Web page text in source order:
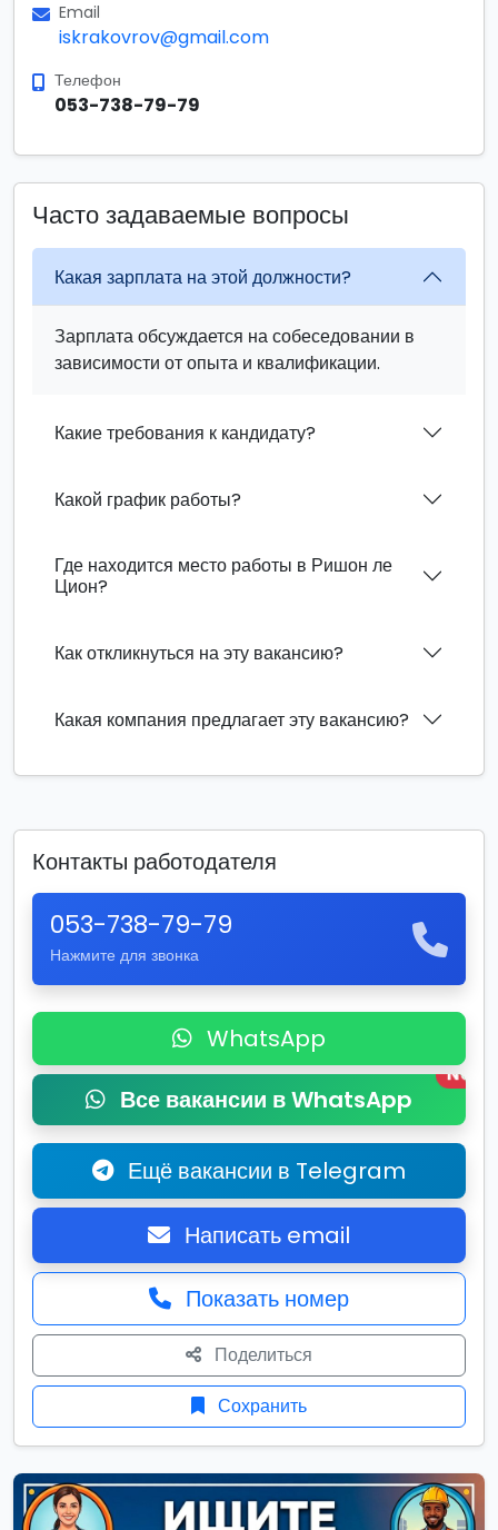
Email
iskrakovrov@gmail.com
Телефон
053-738-79-79
Часто задаваемые вопросы
Какая зарплата на этой должности?
Зарплата обсуждается на собеседовании в
зависимости от опыта и квалификации.
Какие требования к кандидату?
Какой график работы?
Где находится место работы в Ришон ле
Цион?
Как откликнуться на эту вакансию?
Какая компания предлагает эту вакансию?
Контакты работодателя
053-738-79-79
Нажмите для звонка
WhatsApp
Все вакансии в WhatsApp
New
Ещё вакансии в Telegram
Написать email
Показать номер
Поделиться
Сохранить